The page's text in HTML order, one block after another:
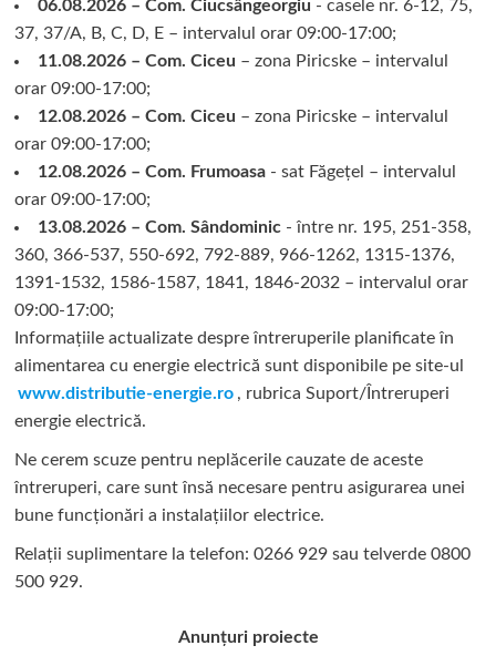
06.08.2026 – Com. Ciucsângeorgiu - casele nr. 6-12, 75,
37, 37/A, B, C, D, E – intervalul orar 09:00-17:00;
11.08.2026 – Com. Ciceu – zona Piricske – intervalul
orar 09:00-17:00;
12.08.2026 – Com. Ciceu – zona Piricske – intervalul
orar 09:00-17:00;
12.08.2026 – Com. Frumoasa- sat Făgețel – intervalul
orar 09:00-17:00;
13.08.2026 – Com. Sândominic- între nr. 195, 251-358,
360, 366-537, 550-692, 792-889, 966-1262, 1315-1376,
1391-1532, 1586-1587, 1841, 1846-2032 – intervalul orar
09:00-17:00;
Informațiile actualizate despre întreruperile planificate în
alimentarea cu energie electrică sunt disponibile pe site-ul
www.distributie-energie.ro , rubrica Suport/Întreruperi
energie electrică.
Ne cerem scuze pentru neplăcerile cauzate de aceste
întreruperi, care sunt însă necesare pentru asigurarea unei
bune funcționări a instalațiilor electrice.
Relații suplimentare la tel efon: 0266 929 sau telverde 0800
500 929.
Anunțuri proiecte